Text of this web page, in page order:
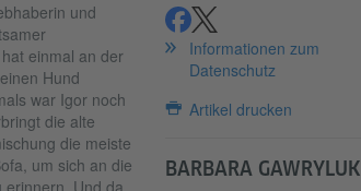
und
einmal an der
Hund
war Igor noch
die alte
die meiste
um sich an die
erinnern. Und da
teilenteilen
Informationen zum
Datenschutz
Artikel drucken
BARBARA GAWRYLUK